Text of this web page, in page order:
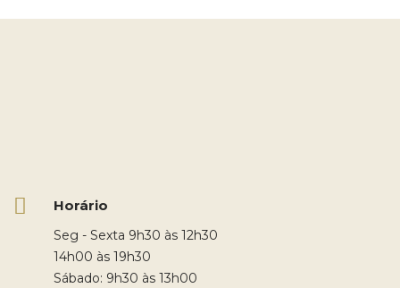
Horário
Seg - Sexta 9h30 às 12h30
14h00 às 19h30
Sábado: 9h30 às 13h00